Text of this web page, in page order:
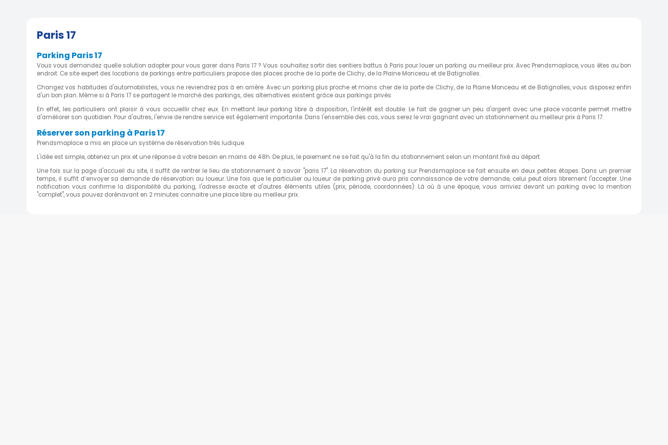
Parking sécurisé en sous-sol Rue de Naples
quartier Villiers / Europe accès 24/24
DISPONIBLE
20 Rue De Naples, 75008 Paris, France ( 0.81 km) 200,00 € (1)
PLACE DE PARKING RUE TEHERAN DISPONIBLE
Rue de Téhéran, 75008 Paris, France ( 0.82 km) 250,00 €(1)
CONTACTER
Paris 17
Parking Paris 17
Vous vous demandez quelle solution adopter pour vous garer dans Paris 17 ? Vous souhaitez sortir des sentiers battus à Paris pour louer un parking au meilleur prix. Avec Prendsmaplace, vous êtes au bon
endroit. Ce site expert des locations de parkings entre particuliers propose des places proche de la porte de Clichy, de la Plaine Monceau et de Batignolles.
Changez vos habitudes d'automobilistes, vous ne reviendrez pas à en arrière. Avec un parking plus proche et moins cher de la porte de Clichy, de la Plaine Monceau et de Batignolles, vous disposez enfin
d'un bon plan. Même si à Paris 17 se partagent le marché des parkings, des alternatives existent grâce aux parkings privés.
En effet, les particuliers ont plaisir à vous accueillir chez eux. En mettant leur parking libre à disposition, l'intérêt est double. Le fait de gagner un peu d'argent avec une place vacante permet mettre
d'améliorer son quotidien. Pour d'autres, l'envie de rendre service est également importante. Dans l'ensemble des cas, vous serez le vrai gagnant avec un stationnement au meilleur prix à Paris 17.
Réserver son parking à Paris 17
Prendsmaplace a mis en place un système de réservation très ludique.
L'idée est simple, obtenez un prix et une réponse à votre besoin en moins de 48h. De plus, le paiement ne se fait qu'à la fin du stationnement selon un montant fixé au départ.
Une fois sur la page d'accueil du site, il suffit de rentrer le lieu de stationnement à savoir "paris 17". La réservation du parking sur Prendsmaplace se fait ensuite en deux petites étapes. Dans un premier
temps, il suffit d’envoyer sa demande de réservation au loueur. Une fois que le particulier ou loueur de parking privé aura pris connaissance de votre demande, celui peut alors librement l'accepter. Une
notification vous confirme la disponibilité du parking, l'adresse exacte et d'autres éléments utiles (prix, période, coordonnées). Là où à une époque, vous arriviez devant un parking avec la mention
"complet", vous pouvez dorénavant en 2 minutes connaitre une place libre au meilleur prix.